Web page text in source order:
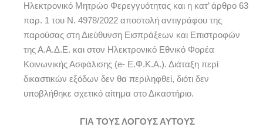
Ηλεκτρονικό Μητρώο Φερεγγυότητας και η κατ’ άρθρο 63
παρ. 1 του Ν. 4978/2022 αποστολή αντιγράφου της
παρούσας στη Διεύθυνση Εισπράξεων και Επιστροφών
της Α.Α.Δ.Ε. και στον Ηλεκτρονικό Εθνικό Φορέα
Κοινωνικής Ασφάλισης (e- Ε.Φ.Κ.Α.). Διάταξη περί
δικαστικών εξόδων δεν θα περιληφθεί, διότι δεν
υποβλήθηκε σχετικό αίτημα στο Δικαστήριο.
ΓΙΑ ΤΟΥΣ ΛΟΓΟΥΣ ΑΥΤΟΥΣ